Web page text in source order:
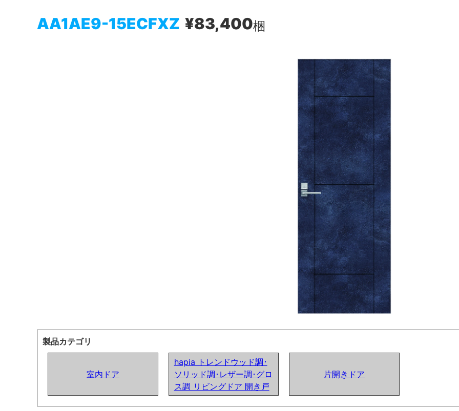
AA1AE9-15ECFXZ ¥83,400梱
製品カテゴリ
室内ドア
hapia トレンドウッド調･
ソリッド調･レザー調･グロ
ス調 リビングドア 開き戸
片開きドア